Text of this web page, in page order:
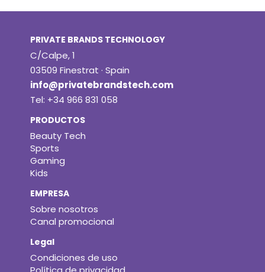
PRIVATE BRANDS TECHNOLOGY
C/Calpe, 1
03509 Finestrat · Spain
info@privatebrandstech.com
Tel: +34 966 831 058
PRODUCTOS
Beauty Tech
Sports
Gaming
Kids
EMPRESA
Sobre nosotros
Canal promocional
Legal
Condiciones de uso